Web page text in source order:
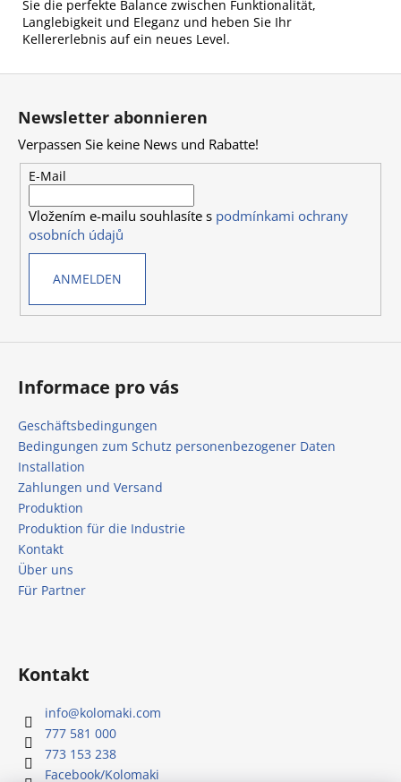
Sie die perfekte Balance zwischen Funktionalität,
Langlebigkeit und Eleganz und heben Sie Ihr
Kellererlebnis auf ein neues Level.
F
Newsletter abonnieren
Verpassen Sie keine News und Rabatte!
E-Mail
Vložením e-mailu souhlasíte s podmínkami ochrany
osobních údajů
ANMELDEN
Informace pro vás
Geschäftsbedingungen
Bedingungen zum Schutz personenbezogener Daten
Installation
Zahlungen und Versand
Produktion
Produktion für die Industrie
Kontakt
Über uns
Für Partner
Kontakt
info@kolomaki.com
777 581 000
773 153 238
Facebook/Kolomaki